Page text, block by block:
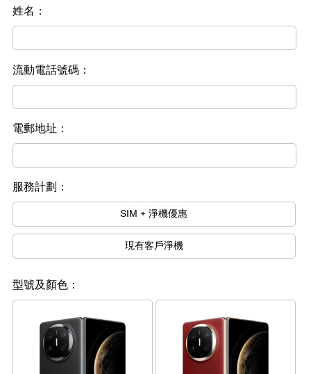
姓名：
流動電話號碼：
電郵地址：
服務計劃：
SIM + 淨機優惠
現有客戶淨機
型號及顏色：